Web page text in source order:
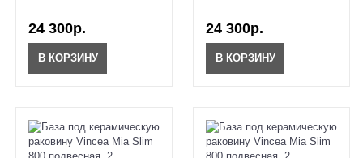
24 300р.
В КОРЗИНУ
24 300р.
В КОРЗИНУ